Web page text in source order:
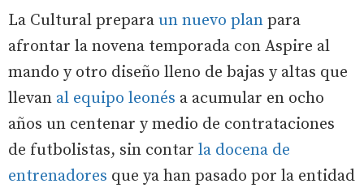
La Cultural prepara un nuevo plan para
afrontar la novena temporada con Aspire al
mando y otro diseño lleno de bajas y altas que
llevan al equipo leonés a acumular en ocho
años un centenar y medio de contrataciones
de futbolistas, sin contar la docena de
entrenadores que ya han pasado por la entidad